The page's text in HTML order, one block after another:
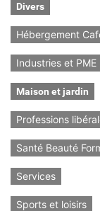
Divers
Hébergement
Industries et PME
Maison et jardin
Professions
Santé Beauté
Services
Sports et loisirs